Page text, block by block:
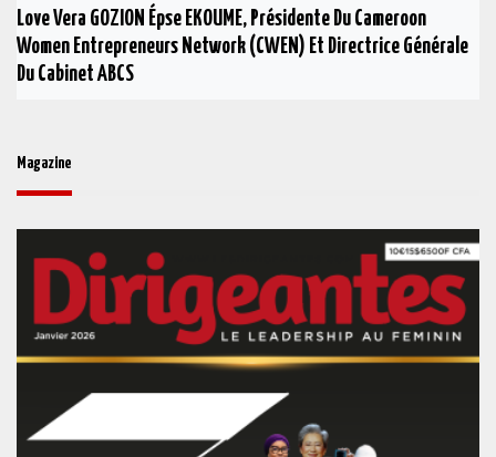
Love Vera GOZION Épse EKOUME, Présidente Du Cameroon
Women Entrepreneurs Network (CWEN) Et Directrice Générale
Du Cabinet ABCS
Magazine